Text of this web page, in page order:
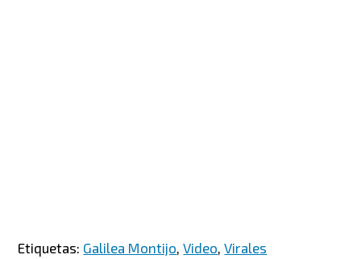
Etiquetas: Galilea Montijo ,Video ,Virales